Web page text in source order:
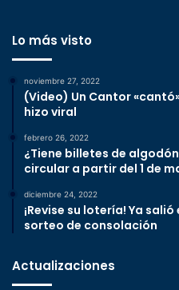
Lo más visto
noviembre 27, 2022
(Video) Un Cantor
hizo viral
febrero 26, 2022
¿Tiene billetes de
circular a partir del 1 de
diciembre 24, 2022
¡Revise su lotería! Ya
sorteo de consolación
Actualizaciones